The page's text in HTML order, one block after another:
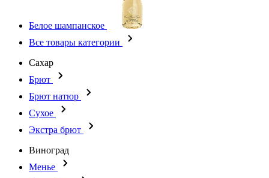
Белое шампанское
Все товары категории
Сахар
Брют
Брют натюр
Сухое
Экстра брют
Виноград
Менье